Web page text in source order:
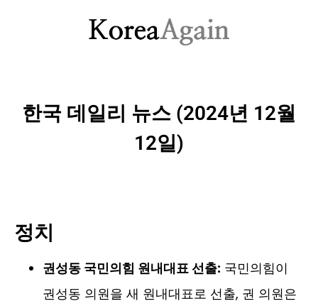
한국 데일리 뉴스 (2024년 12월
12일)
정치
권성동 국민의힘 원내대표 선출: 국민의힘이
권성동 의원을 새 원내대표로 선출, 권 의원은